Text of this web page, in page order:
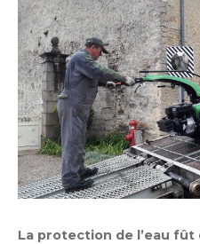
La protection de l’eau